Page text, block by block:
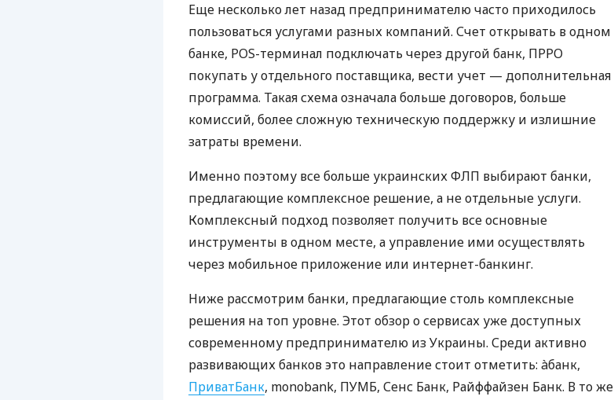
Еще несколько лет назад предпринимателю часто приходилось
пользоваться услугами разных компаний. Счет открывать в одном
банке, POS-терминал подключать через другой банк, ПРРО
покупать у отдельного поставщика, вести учет — дополнительная
программа. Такая схема означала больше договоров, больше
комиссий, более сложную техническую поддержку и излишние
затраты времени.
Именно поэтому все больше украинских ФЛП выбирают банки,
предлагающие комплексное решение, а не отдельные услуги.
Комплексный подход позволяет получить все основные
инструменты в одном месте, а управление ими осуществлять
через мобильное приложение или интернет-банкинг.
Ниже рассмотрим банки, предлагающие столь комплексные
решения на топ уровне. Этот обзор о сервисах уже доступных
современному предпринимателю из Украины. Среди активно
развивающих банков это направление стоит отметить: àбанк,
ПриватБанк, monobank, ПУМБ, Сенс Банк, Райффайзен Банк. В то же